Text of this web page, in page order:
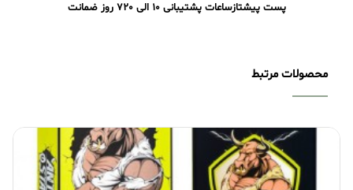
پست پیشتازساعات پشتیبانی 10 الی 20 7 روز ضمانت
محصولات مرتبط